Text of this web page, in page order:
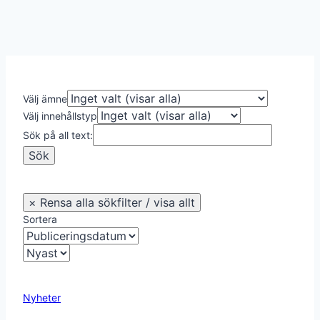
Välj ämne
Välj innehållstyp
Sök på all text:
Sortera
Nyheter